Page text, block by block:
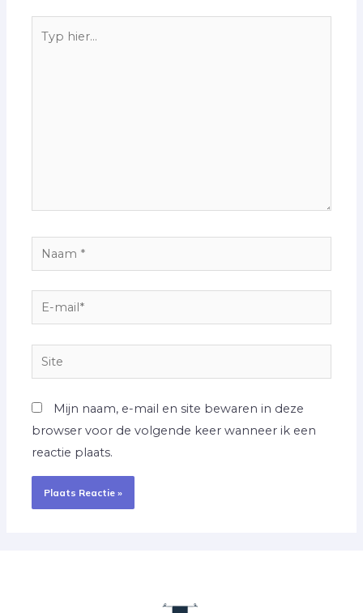
hier...
Naam
*
E-
mail*
Site
Mijn naam, e-mail en site bewaren in deze
browser voor de volgende keer wanneer ik een
reactie plaats.